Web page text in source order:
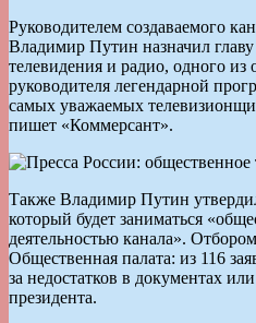
Руководителем создаваемого
Владимир Путин назначил
телевидения и радио, одного
руководителя легендарной
самых уважаемых
пишет «Коммерсант».
Также Владимир Путин
который будет заниматься
деятельностью канала».
Общественная палата: из 116
за недостатков в документах
президента.